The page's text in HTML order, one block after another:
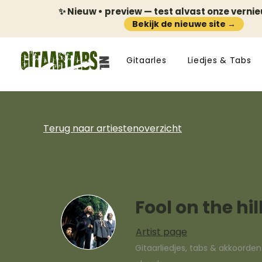
✨ Nieuw • preview — test alvast onze
Bekijk de nieuwe site →
Gitaarles Liedjes & Tabs
Terug naar artiestenoverzicht
Fool on the
Artist page
Gitaarliedjes, tabs &